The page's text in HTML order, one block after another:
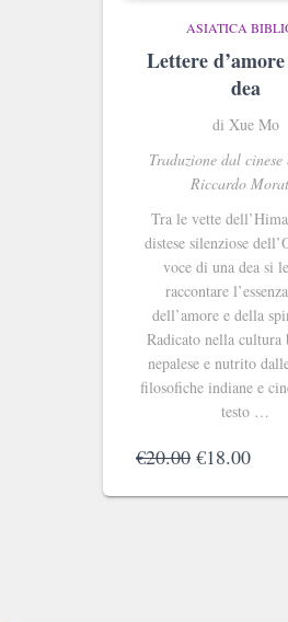
ASIATICA
Lettere
dea
di Xue Mo
Traduzione dal
Riccardo
Tra le vette
distese silenziose
voce di una dea si
raccontare
dell’amore e della
Radicato nella cultura
nepalese e nutrito
filosofiche indiane e
testo …
€20.00 Il
originale
€18.00Il